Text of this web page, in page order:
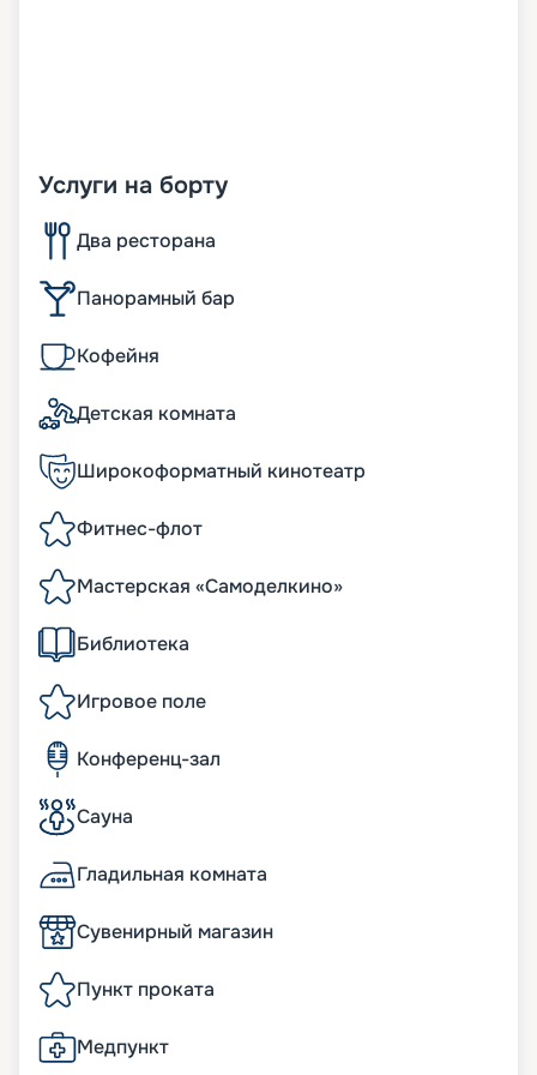
Услуги на борту
Два ресторана
Панорамный бар
Кофейня
Детская комната
Широкоформатный кинотеатр
Фитнес-флот
Мастерская «Самоделкино»
Библиотека
Игровое поле
Конференц-зал
Сауна
Гладильная комната
Сувенирный магазин
Пункт проката
Медпункт